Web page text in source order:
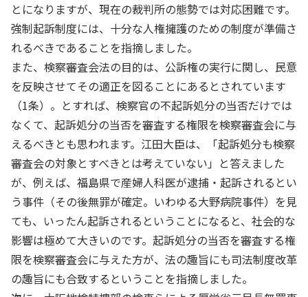
とになりますが、現在の裁判所の態勢では対応困難です。
強制起訴制度には、十分な人権擁護のための制度が準備さ
れるべきであることを指摘しました。
また、検察審査会法の目的は、公訴権の実行に関し、民意
を反映させてその適正を図ることにあるとされています
（1条）。とすれば、検察官の不起訴処分の当否だけでは
なくて、起訴処分の当否を審査する権限を検察審査会に与
えるべきとも思われます。江田大臣は、「起訴処分も検察
審査会の対象とすべきとは考えていない」と答えました
が、例えば、福島県で産婦人科医が逮捕・起訴されるとい
う事件（その後無罪が確定。いわゆる大野病院事件）を見
ても、いったん起訴されるということになると、社会的な
影響は極めて大きいのです。起訴処分の当否を審査する権
限を検察審査会に与えた方が、法の趣旨にも司法制度改革
の趣旨にも合致するということを指摘しました。